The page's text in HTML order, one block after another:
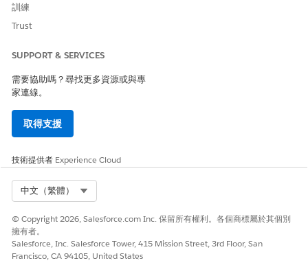
訓練
Trust
SUPPORT & SERVICES
需要協助嗎？尋找更多資源或與專
家連線。
取得支援
技術提供者 Experience Cloud
中文（繁體）
© Copyright 2026, Salesforce.com Inc. 保留所有權利。各個商標屬於其個別
擁有者。
Salesforce, Inc. Salesforce Tower, 415 Mission Street, 3rd Floor, San
Francisco, CA 94105, United States